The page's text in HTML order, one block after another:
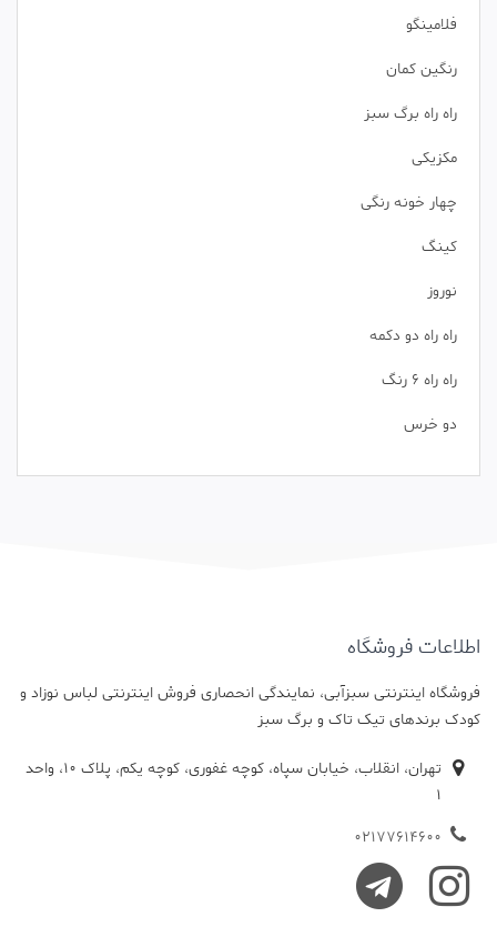
فلامینگو
رنگین کمان
راه راه برگ سبز
مکزیکی
چهار خونه رنگی
کینگ
نوروز
راه راه دو دکمه
راه راه 6 رنگ
دو خرس
اطلاعات فروشگاه
فروشگاه اینترنتی سبزآبی، نمایندگی انحصاری فروش اینترنتی لباس نوزاد و
کودک برندهای تیک تاک و برگ سبز
تهران، انقلاب، خیابان سپاه، کوچه غفوری، کوچه یکم، پلاک 10، واحد
1
02177614600